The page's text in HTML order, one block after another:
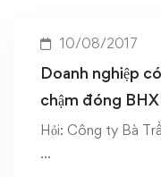
10/08/2017
Doanh nghiệp
chậm đóng
Hỏi: Công ty Bà
…